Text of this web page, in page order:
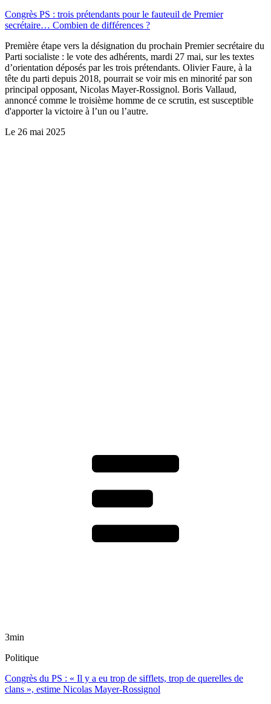
Congrès PS : trois prétendants pour le fauteuil de Premier
secrétaire… Combien de différences ?
Première étape vers la désignation du prochain Premier secrétaire du
Parti socialiste : le vote des adhérents, mardi 27 mai, sur les textes
d’orientation déposés par les trois prétendants. Olivier Faure, à la
tête du parti depuis 2018, pourrait se voir mis en minorité par son
principal opposant, Nicolas Mayer-Rossignol. Boris Vallaud,
annoncé comme le troisième homme de ce scrutin, est susceptible
d'apporter la victoire à l’un ou l’autre.
Le 26 mai 2025
3min
Politique
Congrès du PS : « Il y a eu trop de sifflets, trop de querelles de
clans », estime Nicolas Mayer-Rossignol